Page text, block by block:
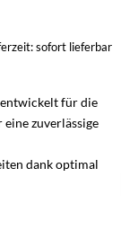
sofort lieferbar
entwickelt für die
zuverlässige
dank optimal